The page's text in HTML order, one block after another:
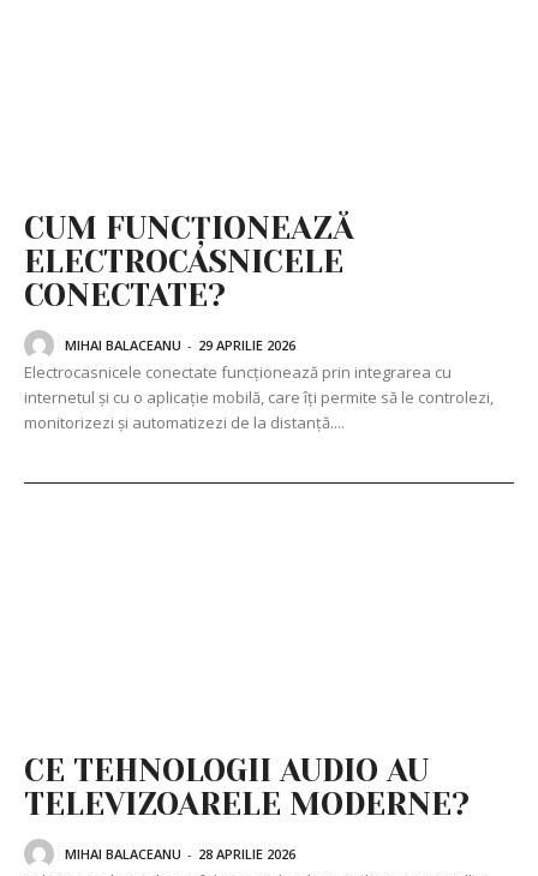
CUM FUNCȚIONEAZĂ
ELECTROCASNICELE
CONECTATE?
MIHAI BALACEANU - 29 APRILIE 2026
Electrocasnicele conectate funcționează prin integrarea cu
internetul și cu o aplicație mobilă, care îți permite să le controlezi,
monitorizezi și automatizezi de la distanță....
CE TEHNOLOGII AUDIO AU
TELEVIZOARELE MODERNE?
MIHAI BALACEANU - 28 APRILIE 2026